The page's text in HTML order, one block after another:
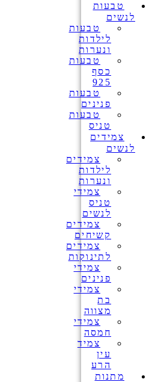
טבעות
לנשים
טבעות
לילדות
ונערות
טבעות
כסף
925
טבעות
פנינים
טבעות
טניס
צמידים
לנשים
צמידים
לילדות
ונערות
צמידי
טניס
לנשים
צמידים
קשיחים
צמידים
לתינוקות
צמידי
פנינים
צמידי
בת
מצווה
צמידי
חמסה
צמיד
עין
הרע
מתנות